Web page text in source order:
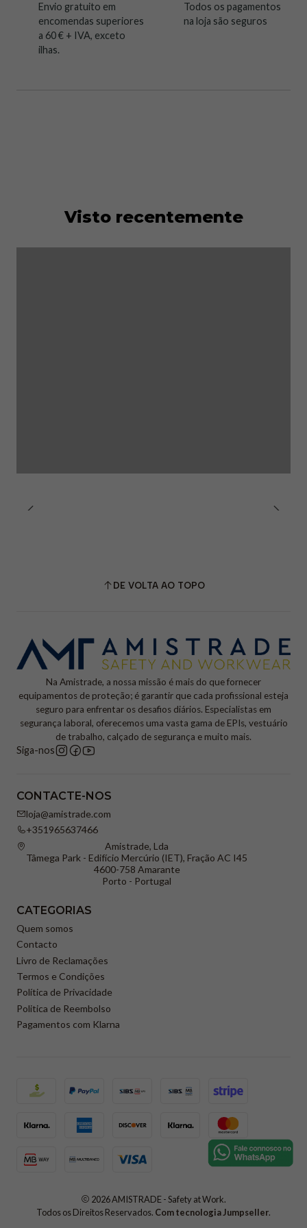
Envio gratuito em
encomendas superiores
a 60 € + IVA, exceto
ilhas.
Todos os pagamentos
na loja são seguros
Visto recentemente
DE VOLTA AO TOPO
Na Amistrade, a nossa missão é mais do que fornecer
equipamentos de proteção; é garantir que cada profissional esteja
seguro para enfrentar os desafios diários. Especialistas em
segurança laboral, oferecemos uma vasta gama de EPIs, vestuário
de trabalho, calçado de segurança e muito mais.
Siga-nos
CONTACTE-NOS
loja@amistrade.com
+351965637466
Amistrade, Lda
Tâmega Park - Edifício Mercúrio (IET), Fração AC I45
4600-758 Amarante
Porto - Portugal
CATEGORIAS
Quem somos
Contacto
Livro de Reclamações
Termos e Condições
Política de Privacidade
Politica de Reembolso
Pagamentos com Klarna
2026 AMISTRADE - Safety at Work.
Todos os Direitos Reservados. Com tecnologia Jumpseller.